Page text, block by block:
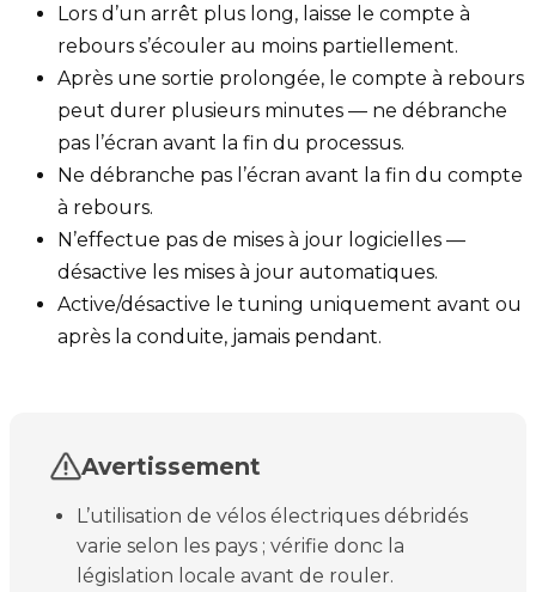
Lors d’un arrêt plus long, laisse le compte à
rebours s’écouler au moins partiellement.
Après une sortie prolongée, le compte à rebours
peut durer plusieurs minutes — ne débranche
pas l’écran avant la fin du processus.
Ne débranche pas l’écran avant la fin du compte
à rebours.
N’effectue pas de mises à jour logicielles —
désactive les mises à jour automatiques.
Active/désactive le tuning uniquement avant ou
après la conduite, jamais pendant.
Avertissement
L’utilisation de vélos électriques débridés
varie selon les pays ; vérifie donc la
législation locale avant de rouler.